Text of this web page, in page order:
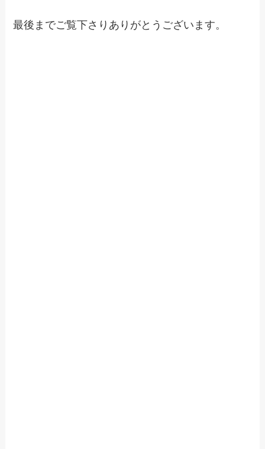
最後までご覧下さりありがとうございます。